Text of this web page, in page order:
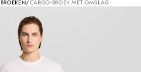
BROEKEN/CARGO-BROEK MET OMSLAG